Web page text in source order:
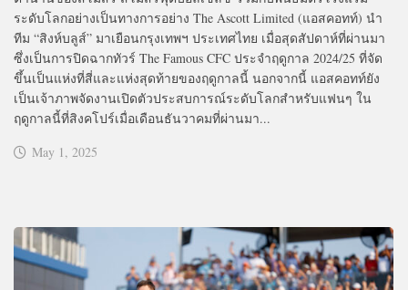
ระดับโลกอย่างเป็นทางการอย่าง The Ascott Limited (แอสคอทท์) นำ
ทีม “สิงห์บลูส์” มาเยือนกรุงเทพฯ ประเทศไทย เมื่อสุดสัปดาห์ที่ผ่านมา
ซึ่งเป็นการปิดฉากทัวร์ The Famous CFC ประจำฤดูกาล 2024/25 ที่จัด
ขึ้นเป็นแห่งที่สี่และแห่งสุดท้ายของฤดูกาลนี้ นอกจากนี้ แอสคอทท์ยัง
เป็นเจ้าภาพจัดงานเปิดตัวประสบการณ์ระดับโลกสำหรับแฟนๆ ใน
ฤดูกาลนี้ที่สิงคโปร์เมื่อเดือนธันวาคมที่ผ่านมา...
May 1, 2025